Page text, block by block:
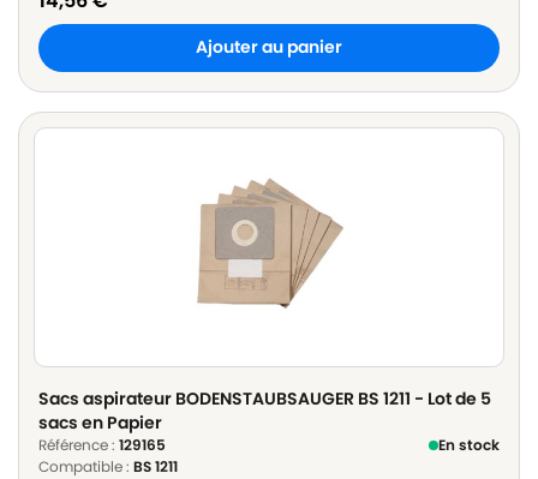
Ajouter au panier
Sacs aspirateur BODENSTAUBSAUGER BS 1211 - Lot de 5
sacs en Papier
Référence : 129165
En stock
Compatible : BS 1211